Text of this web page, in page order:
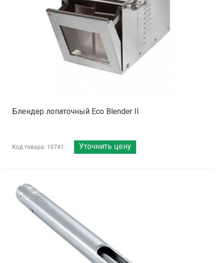
Блендер лопаточный Eco Blender II
Код товара: 10741 Уточнить цену